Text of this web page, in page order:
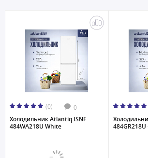
(0) 0
Холодильник Atlantiq ISNF
484WA218U White
484GR218U